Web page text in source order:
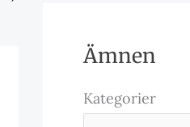
Ämnen
Kategorier